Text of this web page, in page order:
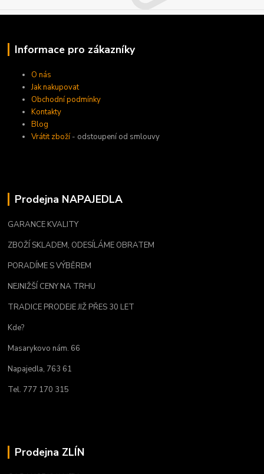
Informace pro zákazníky
O nás
Jak nakupovat
Obchodní podmínky
Kontakty
Blog
Vrátit zboží - odstoupení od smlouvy
Prodejna NAPAJEDLA
GARANCE KVALITY
ZBOŽÍ SKLADEM, ODESÍLÁME OBRATEM
PORADÍME S VÝBĚREM
NEJNIŽŠÍ CENY NA TRHU
TRADICE PRODEJE JIŽ PŘES 30 LET
Kde?
Masarykovo nám. 66
Napajedla, 763 61
Tel. 777 170 315
Prodejna ZLÍN